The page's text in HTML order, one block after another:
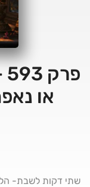
או
שתי דקות לשבת-